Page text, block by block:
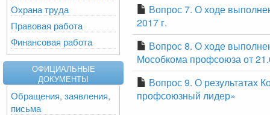
Охрана труда
Правовая работа
Финансовая работа
ОФИЦИАЛЬНЫЕ
ДОКУМЕНТЫ
Обращения, заявления,
письма
Вопрос 7. О ходе
2017 г.
Вопрос 8. О ходе
Мособкома профсоюза от
Вопрос 9. О результатах
профсоюзный лидер»